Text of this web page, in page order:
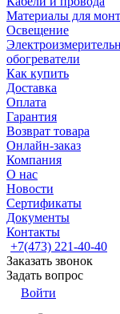
Материалы для
Освещение
обогреватели
Как купить
Доставка
Оплата
Гарантия
Возврат товара
Онлайн-заказ
Компания
О нас
Новости
Сертификаты
Документы
Контакты
+7(473) 221-40-40
Заказать звонок
Задать вопрос
Войти